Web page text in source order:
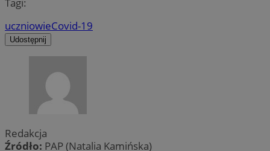
uczniowieCovid-19
Udostępnij
Redakcja
Źródło: PAP (Natalia Kamińska)